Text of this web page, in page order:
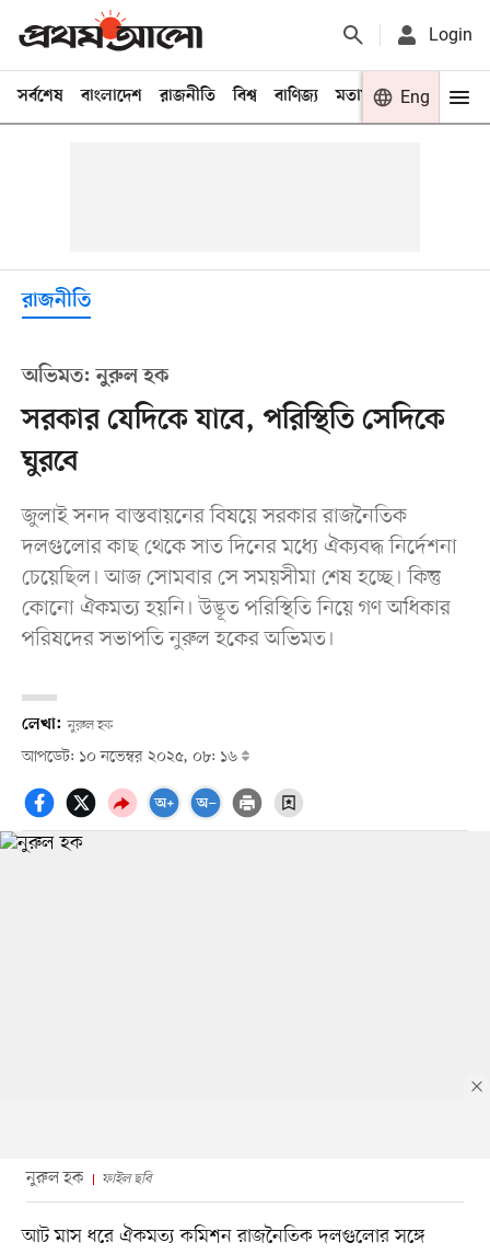
Login
সর্বশেষ বাংলাদেশ রাজনীতি বিশ্ব বাণিজ্য মতামত খেলা
Eng
রাজনীতি
অভিমত: নুরুল হক
সরকার যেদিকে যাবে, পরিস্থিতি সেদিকে
ঘুরবে
জুলাই সনদ বাস্তবায়নের বিষয়ে সরকার রাজনৈতিক
দলগুলোর কাছ থেকে সাত দিনের মধ্যে ঐক্যবদ্ধ নির্দেশনা
চেয়েছিল। আজ সোমবার সে সময়সীমা শেষ হচ্ছে। কিন্তু
কোনো ঐকমত্য হয়নি। উদ্ভূত পরিস্থিতি নিয়ে গণ অধিকার
পরিষদের সভাপতি নুরুল হকের অভিমত।
লেখা: নুরুল হক
আপডেট: ১০ নভেম্বর ২০২৫, ০৮: ১৬
নুরুল হক ফাইল ছবি
আট মাস ধরে ঐকমত্য কমিশন রাজনৈতিক দলগুলোর সঙ্গে